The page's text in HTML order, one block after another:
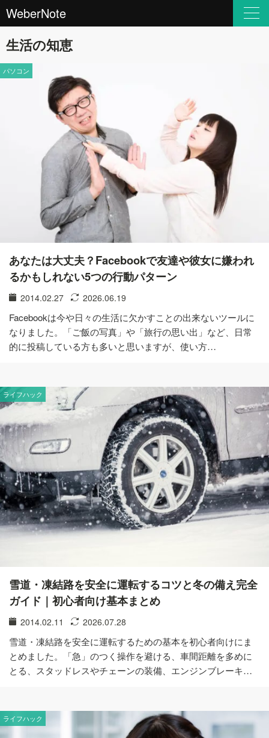
WeberNote
生活の知恵
パソコン
あなたは大丈夫？Facebookで友達や彼女に嫌われ
るかもしれない5つの行動パターン
2014.02.27 2026.06.19
Facebookは今や日々の生活に欠かすことの出来ないツールに
なりました。「ご飯の写真」や「旅行の思い出」など、日常
的に投稿している方も多いと思いますが、使い方…
ライフハック
雪道・凍結路を安全に運転するコツと冬の備え完全
ガイド｜初心者向け基本まとめ
2014.02.11 2026.07.28
雪道・凍結路を安全に運転するための基本を初心者向けにま
とめました。「急」のつく操作を避ける、車間距離を多めに
とる、スタッドレスやチェーンの装備、エンジンブレーキ…
ライフハック